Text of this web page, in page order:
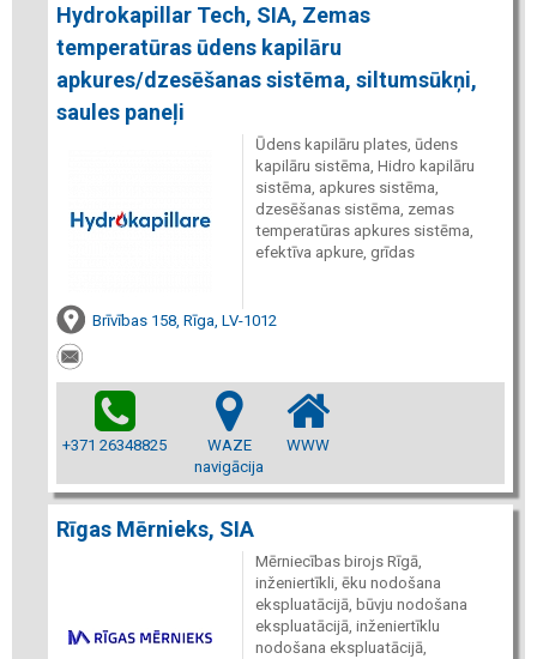
Hydrokapillar Tech, SIA, Zemas
temperatūras ūdens kapilāru
apkures/dzesēšanas sistēma, siltumsūkņi,
saules paneļi
Ūdens kapilāru plates, ūdens
kapilāru sistēma, Hidro kapilāru
sistēma, apkures sistēma,
dzesēšanas sistēma, zemas
temperatūras apkures sistēma,
efektīva apkure, grīdas
Brīvības 158, Rīga, LV-1012
+371 26348825
WAZE
navigācija
WWW
Rīgas Mērnieks, SIA
Mērniecības birojs Rīgā,
inženiertīkli, ēku nodošana
ekspluatācijā, būvju nodošana
ekspluatācijā, inženiertīklu
nodošana ekspluatācijā,